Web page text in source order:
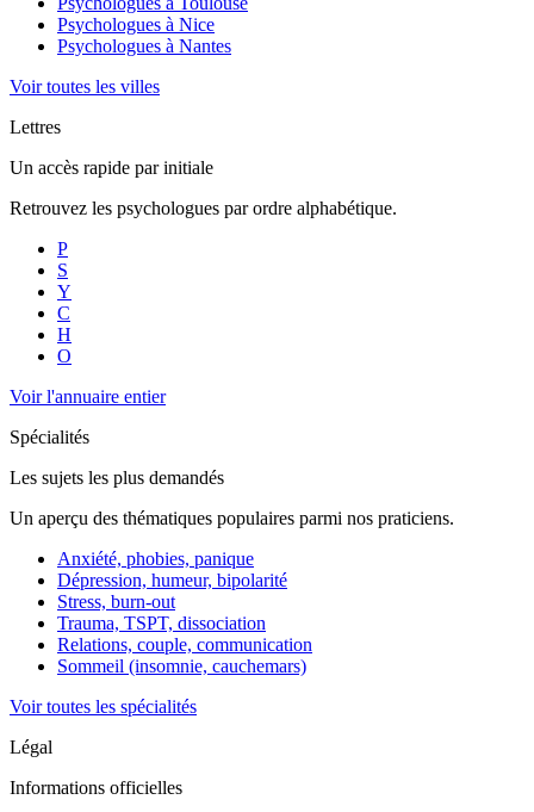
Psychologues à Nice
Psychologues à Nantes
Voir toutes les villes
Lettres
Un accès rapide par initiale
Retrouvez les psychologues par ordre alphabétique.
P
S
Y
C
H
O
Voir l'annuaire entier
Spécialités
Les sujets les plus demandés
Un aperçu des thématiques populaires parmi nos praticiens.
Anxiété, phobies, panique
Dépression, humeur, bipolarité
Stress, burn-out
Trauma, TSPT, dissociation
Relations, couple, communication
Sommeil (insomnie, cauchemars)
Voir toutes les spécialités
Légal
Informations officielles